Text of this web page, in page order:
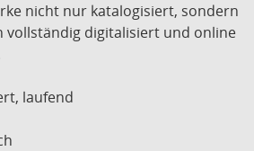
nicht nur katalogisiert, sondern
vollständig digitalisiert und online
laufend